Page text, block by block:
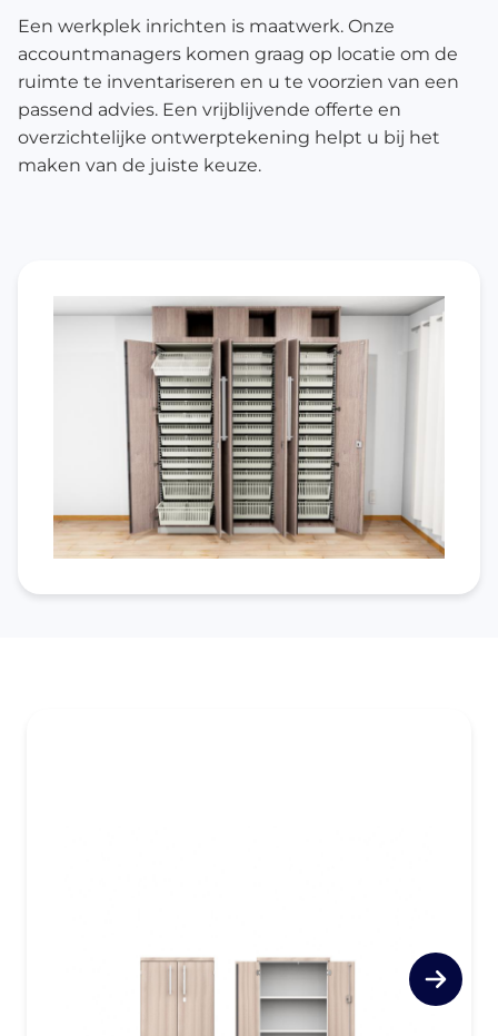
Een werkplek inrichten is maatwerk. Onze
accountmanagers komen graag op locatie om de
ruimte te inventariseren en u te voorzien van een
passend advies. Een vrijblijvende offerte en
overzichtelijke ontwerptekening helpt u bij het
maken van de juiste keuze.